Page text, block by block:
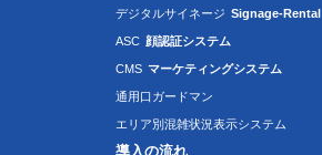
デジタルサイネージ Signage-Rental
ASC 顔認証システム
CMS マーケティングシステム
通用口ガードマン
エリア別混雑状況表示システム
導入の流れ